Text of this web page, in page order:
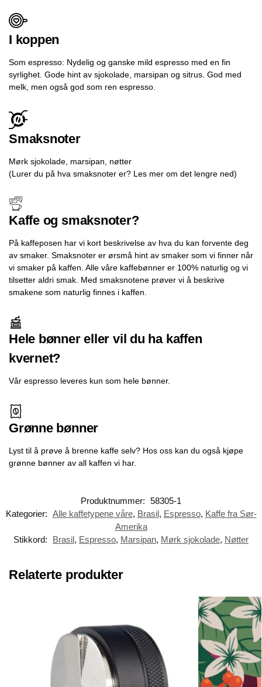
I koppen
Som espresso: Nydelig og ganske mild espresso med en fin
syrlighet. Gode hint av sjokolade, marsipan og sitrus. God med
melk, men også god som ren espresso.
Smaksnoter
Mørk sjokolade, marsipan, nøtter
(Lurer du på hva smaksnoter er? Les mer om det lengre ned)
Kaffe og smaksnoter?
På kaffeposen har vi kort beskrivelse av hva du kan forvente deg
av smaker. Smaksnoter er ørsmå hint av smaker som vi finner når
vi smaker på kaffen. Alle våre kaffebønner er 100% naturlig og vi
tilsetter aldri smak. Med smaksnotene prøver vi å beskrive
smakene som naturlig finnes i kaffen.
Hele bønner eller vil du ha kaffen
kvernet?
Vår espresso leveres kun som hele bønner.
Grønne bønner
Lyst til å prøve å brenne kaffe selv? Hos oss kan du også kjøpe
grønne bønner av all kaffen vi har.
Produktnummer: 58305-1
Kategorier: Alle kaffetypene våre, Brasil, Espresso, Kaffe fra Sør-
Amerika
Stikkord:
Brasil, Espresso, Marsipan, Mørk sjokolade, Nøtter
Relaterte produkter